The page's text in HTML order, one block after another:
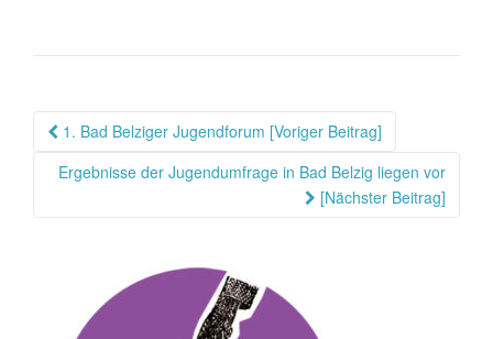
Beitragsnavigation
1. Bad Belziger Jugendforum [Voriger Beitrag]
Ergebnisse der Jugendumfrage in Bad Belzig liegen vor
[Nächster Beitrag]